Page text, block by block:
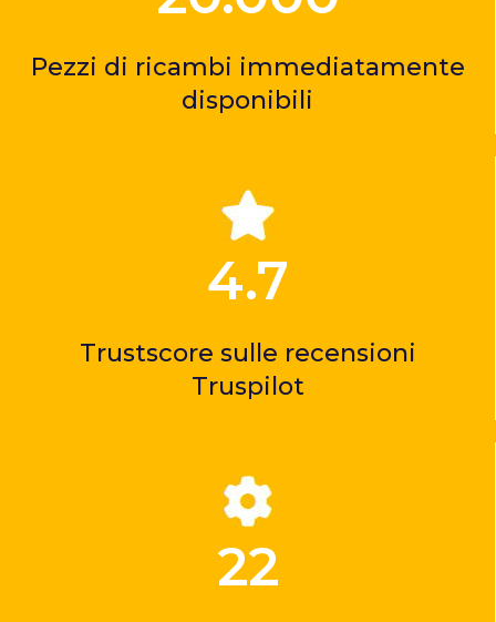
Pezzi di ricambi immediatamente
disponibili
4.7
Trustscore sulle recensioni
Truspilot
22